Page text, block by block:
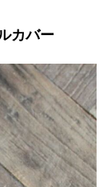
カバー